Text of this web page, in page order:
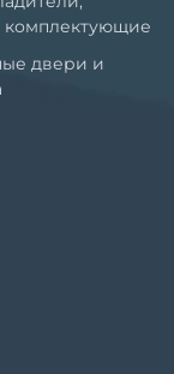
комплектующие
двери и